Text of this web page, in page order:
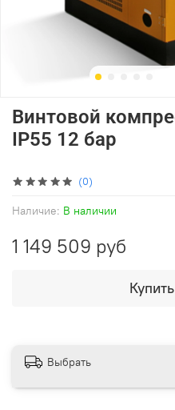
(0)
Наличие: В наличии
Винтовой
IP55 12 бар
1 149 509 руб
Выбрать